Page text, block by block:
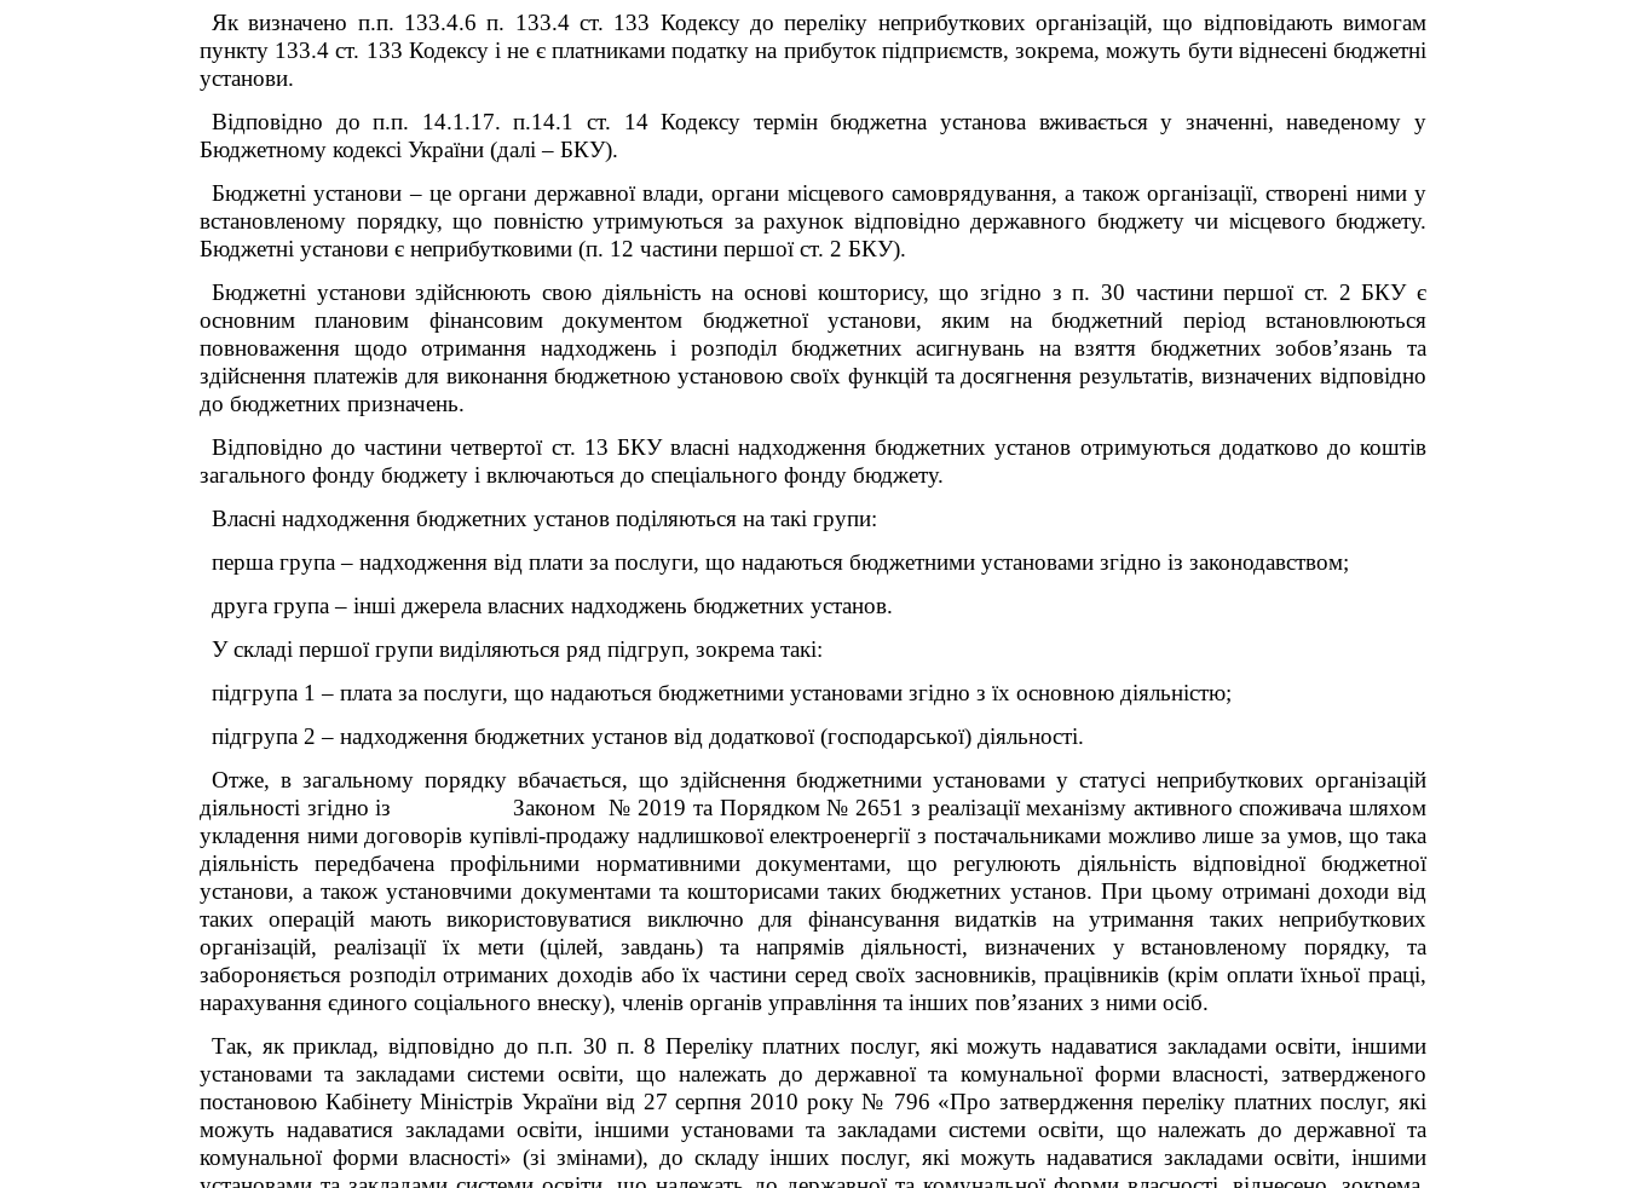
Як визначено п.п. 133.4.6 п. 133.4 ст. 133 Кодексудо переліку неприбуткових організацій, що відповідають вимогам
пункту 133.4 ст. 133 Кодексу і не є платниками податку на прибуток підприємств, зокрема, можуть бути віднесені бюджетні
установи.
Відповідно до п.п. 14.1.17. п.14.1 ст. 14Кодексу термін бюджетна установа вживається у значенні, наведеному у
Бюджетному кодексі України (далі – БКУ).
Бюджетні установи – це органи державної влади, органи місцевого самоврядування, а також організації, створені ними у
встановленому порядку, що повністю утримуються за рахунок відповідно державного бюджету чи місцевого бюджету.
Бюджетні установи є неприбутковими (п. 12 частини першої ст. 2 БКУ).
Бюджетні установи здійснюють свою діяльність на основі кошторису, що згідно з п. 30 частини першоїст. 2 БКУ є
основним плановим фінансовим документом бюджетної установи, яким на бюджетний період встановлюються
повноваження щодо отримання надходжень і розподіл бюджетних асигнувань на взяття бюджетних зобов’язань та
здійснення платежів для виконання бюджетною установою своїх функцій та досягнення результатів, визначених відповідно
до бюджетних призначень.
Відповідно до частини четвертої ст. 13 БКУ власні надходження бюджетних установ отримуються додатково до коштів
загального фонду бюджету і включаються до спеціального фонду бюджету.
Власні надходження бюджетних установ поділяються на такі групи:
перша група – надходження від плати за послуги, що надаються бюджетними установами згідно із законодавством;
друга група – інші джерела власних надходжень бюджетних установ.
У складі першої групи виділяються ряд підгруп, зокрема такі:
підгрупа 1 – плата за послуги, що надаються бюджетними установами згідно з їх основною діяльністю;
підгрупа 2 – надходження бюджетних установ від додаткової (господарської) діяльності.
Отже, в загальному порядку вбачається, що здійснення бюджетними установами у статусі неприбуткових організацій
діяльності згідно із Законом № 2019 та Порядком № 2651 з реалізації механізму активного споживача шляхом
укладення ними договорів купівлі-продажу надлишкової електроенергії з постачальниками можливо лише за умов, що така
діяльність передбачена профільними нормативними документами, що регулюють діяльність відповідної бюджетної
установи, а також установчими документами та кошторисами таких бюджетних установ. При цьому отримані доходи від
таких операцій мають використовуватися виключно для фінансування видатків на утримання таких неприбуткових
організацій, реалізації їх мети(цілей, завдань) та напрямів діяльності, визначених у встановленому порядку, та
забороняється розподіл отриманих доходів абоїх частини серед своїх засновників, працівників (крім оплатиїхньої праці,
нарахування єдиного соціального внеску), членів органів управління та інших пов’язаних з ними осіб.
Так, як приклад, відповідно до п.п. 30 п. 8 Переліку платних послуг, які можуть надаватися закладами освіти, іншими
установами та закладами системи освіти, що належать до державної та комунальної форми власності, затвердженого
постановою Кабінету Міністрів України від 27 серпня 2010 року № 796 «Про затвердження переліку платних послуг, які
можуть надаватися закладами освіти, іншими установами та закладами системи освіти, що належать до державної та
комунальної форми власності» (зі змінами), до складу інших послуг, які можуть надаватися закладами освіти, іншими